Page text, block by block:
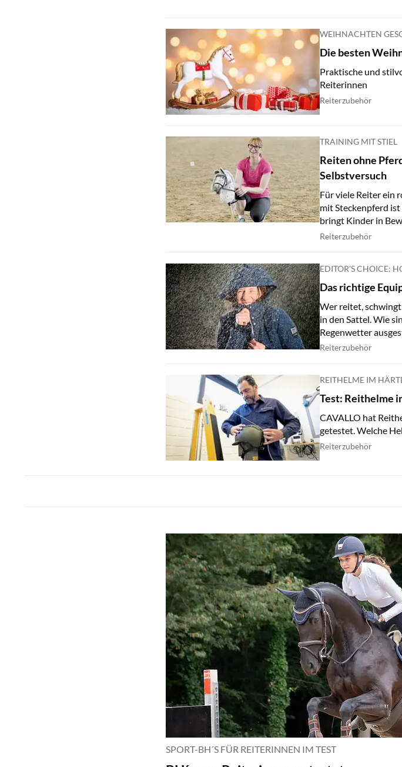
WEIHNACHTEN
Die besten
Praktische und
Reiterinnen
Reiterzubehör
TRAINING MIT STIEL
Reiten ohne
Selbstversuch
Für viele Reiter ein
mit Steckenpferd
bringt Kinder in
Reiterzubehör
EDITOR'S CHOICE:
Das richtige
Wer reitet,
in den Sattel. Wie
Regenwetter
Reiterzubehör
REITHELME IM
Test: Reithelme
CAVALLO hat
getestet. Welche
Reiterzubehör
SPORT-BH´S FÜR REITERINNEN IM TEST